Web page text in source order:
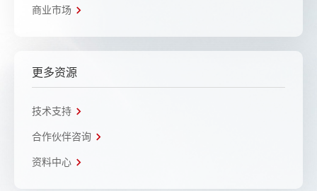
商业市场
更多资源
技术支持
合作伙伴咨询
资料中心